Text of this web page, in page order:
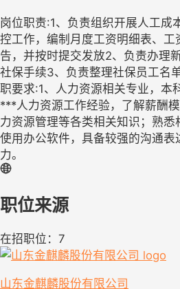
岗位职责:1、负责组织开展人工成
控工作，编制月度工资明细表、
告，并按时提交发放2、负责办理
社保手续3、负责整理社保员工名
职要求:1、人力资源相关专业，本
***人力资源工作经验，了解薪酬
力资源管理等各类相关知识；熟
使用办公软件，具备较强的沟通
力。
职位来源
在招职位：7
山东金麒麟股份有限公司